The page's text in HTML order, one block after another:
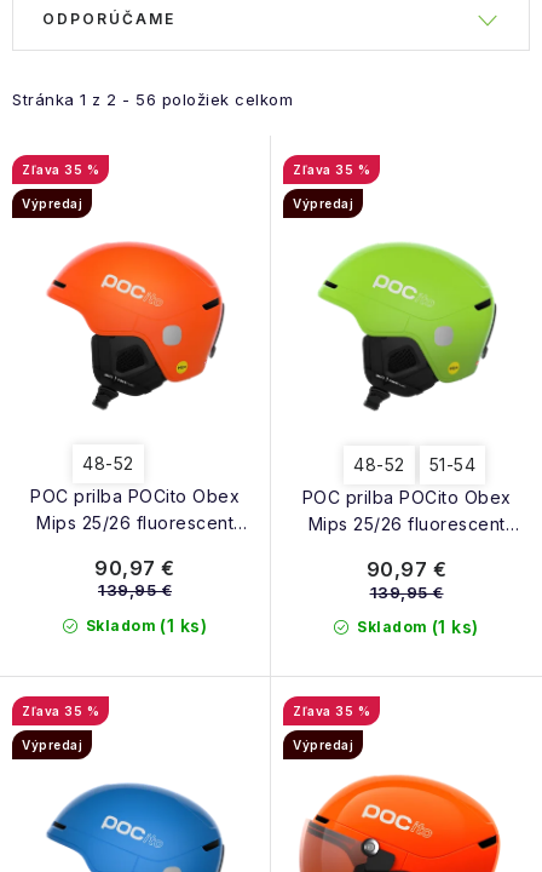
Moja objednávka
p
s
p
Stránka 1 z 2 - 56 položiek celkom
e
i
e
ODPORÚČAME
POC prilba POCito Obex
Mips 25/26 fluorescent
35 %
Výpredaj
48-52
Skladom (1 ks)
90,97 €
139,95 €
POC prilba POCito Obex
Mips 25/26 fluorescent
35 %
Výpredaj
48-52 51-54
Skladom (1 ks)
90,97 €
139,95 €
35 %
Výpredaj
35 %
Výpredaj